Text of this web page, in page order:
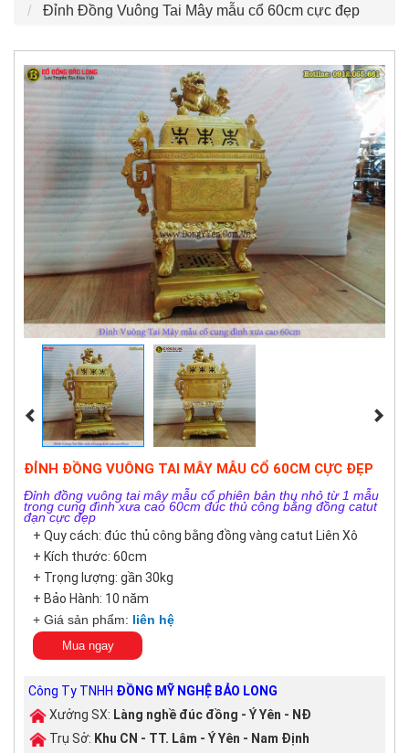
Đỉnh Đồng Vuông Tai Mây mẫu cổ 60cm cực đẹp
ĐỈNH ĐỒNG VUÔNG TAI MÂY MẪU CỔ 60CM CỰC ĐẸP
Đỉnh đồng vuông tai mây mẫu cổ phiên bản thu nhỏ từ 1 mẫu
trong cung đình xưa cao 60cm đúc thủ công bằng đồng catut
đạn cực đẹp
+ Quy cách: đúc thủ công bằng đồng vàng catut Liên Xô
+ Kích thước: 60cm
+ Trọng lượng: gần 30kg
+ Bảo Hành: 10 năm
+ Giá sản phẩm: liên hệ
Mua ngay
Công Ty TNHH ĐỒNG MỸ NGHỆ BẢO LONG
Xưởng SX: Làng nghề đúc đồng - Ý Yên - NĐ
Trụ Sở: Khu CN - TT. Lâm - Ý Yên - Nam Định